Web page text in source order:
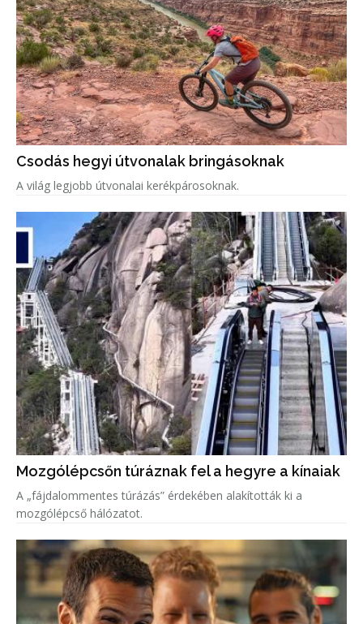
Csodás hegyi útvonalak bringásoknak
A világ legjobb útvonalai kerékpárosoknak.
Mozgólépcsőn túráznak fel a hegyre a kínaiak
A „fájdalommentes túrázás” érdekében alakították ki a
mozgólépcső hálózatot.